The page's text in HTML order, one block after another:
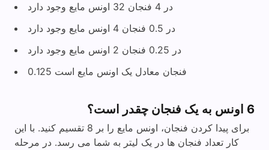
در 4 فنجان 32 اونس مایع وجود دارد
در 0.5 فنجان 4 اونس مایع وجود دارد
در 0.25 فنجان 2 اونس مایع وجود دارد
0.125 فنجان معادل یک اونس مایع است
6 اونس به یک فنجان چقدر است؟
برای پیدا کردن فنجان، اونس مایع را بر 8 تقسیم کنید. با این
کار تعداد فنجان ها در یک لیتر به شما می رسد. در مرحله